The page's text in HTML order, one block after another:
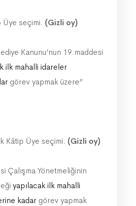
Üye seçimi. (Gizli oy)
Kanunu’nun 19.maddesi
ilk mahalli idareler
görev yapmak üzere”
Kâtip Üye seçimi. (Gizli oy)
Çalışma Yönetmeliğinin
yapılacak ilk mahalli
kadar görev yapmak